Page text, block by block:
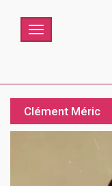
Menu
Clément Méric